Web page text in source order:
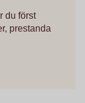
du först
prestanda